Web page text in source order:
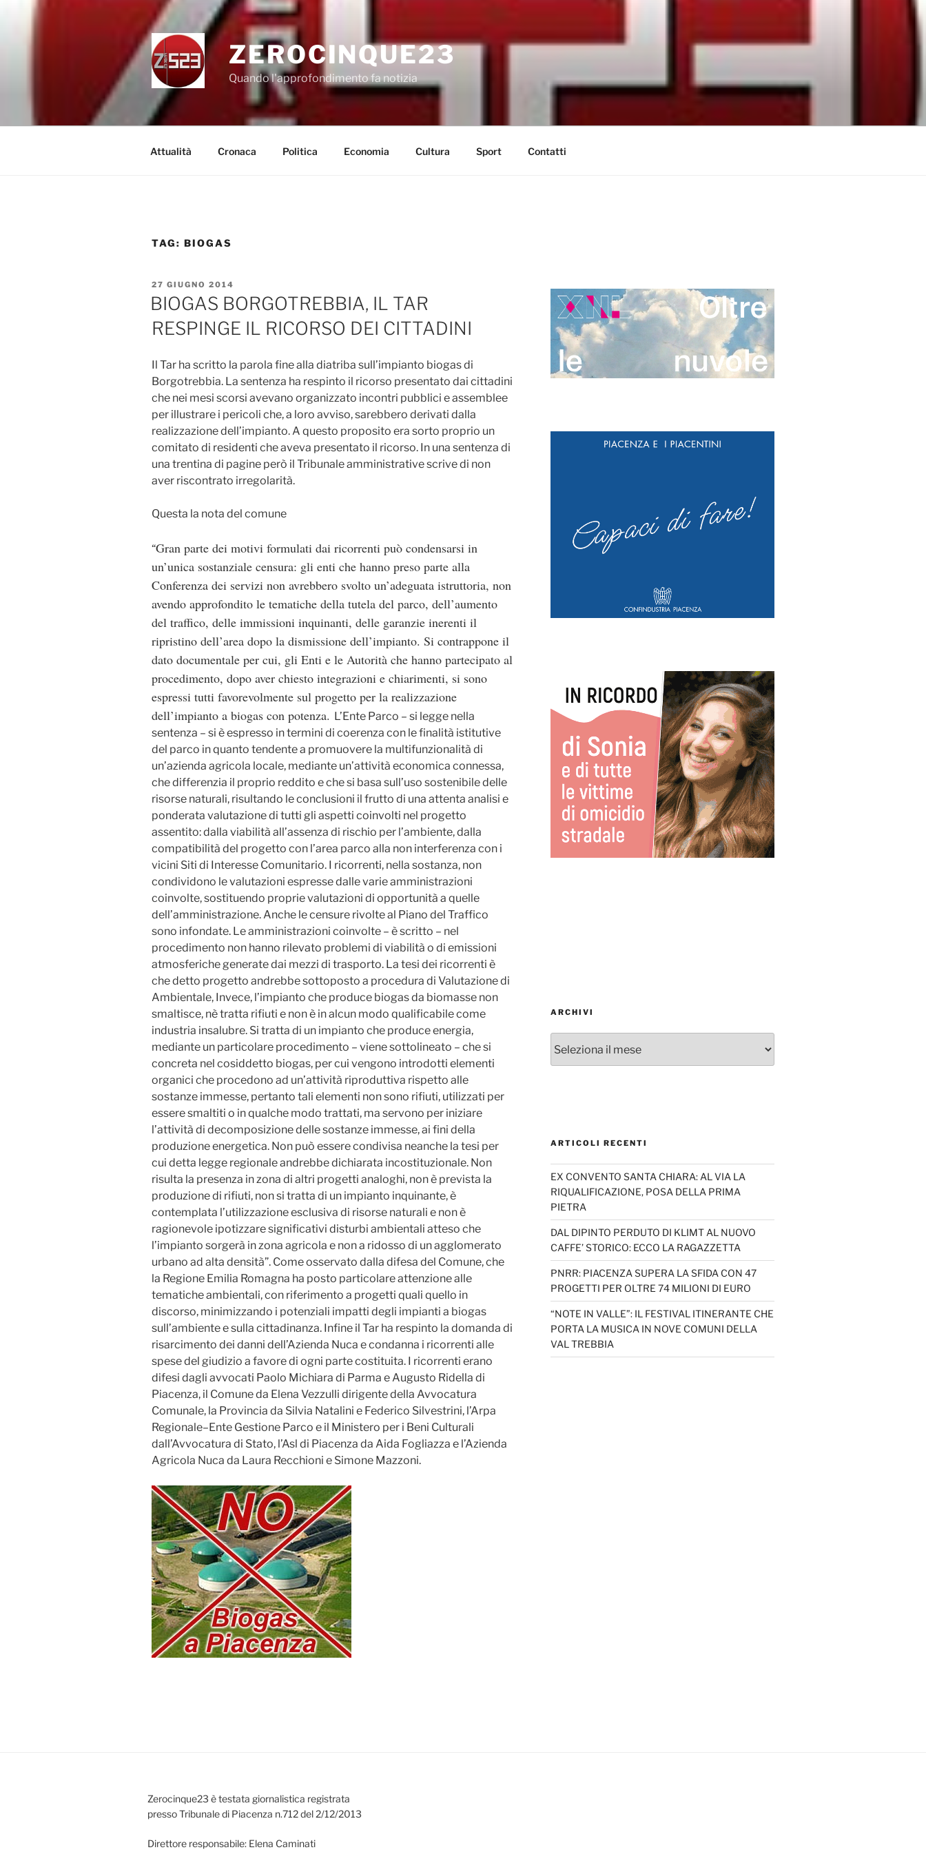
ZEROCINQUE23
Quando l'approfondimento fa notizia
Attualità Cronaca Politica Economia Cultura Sport Contatti
TAG: BIOGAS
PUBBLICATO
IL
27 GIUGNO 2014
BIOGAS BORGOTREBBIA, IL TAR
RESPINGE IL RICORSO DEI CITTADINI
Il Tar ha scritto la parola fine alla diatriba sull’impianto biogas di
Borgotrebbia. La sentenza ha respinto il ricorso presentato dai cittadini
che nei mesi scorsi avevano organizzato incontri pubblici e assemblee
per illustrare i pericoli che, a loro avviso, sarebbero derivati dalla
realizzazione dell’impianto. A questo proposito era sorto proprio un
comitato di residenti che aveva presentato il ricorso. In una sentenza di
una trentina di pagine però il Tribunale amministrative scrive di non
aver riscontrato irregolarità.
Questa la nota del comune
“Gran parte dei motivi formulati dai ricorrenti può condensarsi in
un’unica sostanziale censura: gli enti che hanno preso parte alla
Conferenza dei servizi non avrebbero svolto un’adeguata istruttoria, non
avendo approfondito le tematiche della tutela del parco, dell’aumento
del traffico, delle immissioni inquinanti, delle garanzie inerenti il
ripristino dell’area dopo la dismissione dell’impianto. Si contrappone il
dato documentale per cui, gli Enti e le Autorità che hanno partecipato al
procedimento, dopo aver chiesto integrazioni e chiarimenti, si sono
espressi tutti favorevolmente sul progetto per la realizzazione
dell’impianto a biogas con potenza. L’Ente Parco – si legge nella
sentenza – si è espresso in termini di coerenza con le finalità istitutive
del parco in quanto tendente a promuovere la multifunzionalità di
un’azienda agricola locale, mediante un’attività economica connessa,
che differenzia il proprio reddito e che si basa sull’uso sostenibile delle
risorse naturali, risultando le conclusioni il frutto di una attenta analisi e
ponderata valutazione di tutti gli aspetti coinvolti nel progetto
assentito: dalla viabilità all’assenza di rischio per l’ambiente, dalla
compatibilità del progetto con l’area parco alla non interferenza con i
vicini Siti di Interesse Comunitario. I ricorrenti, nella sostanza, non
condividono le valutazioni espresse dalle varie amministrazioni
coinvolte, sostituendo proprie valutazioni di opportunità a quelle
dell’amministrazione. Anche le censure rivolte al Piano del Traffico
sono infondate. Le amministrazioni coinvolte – è scritto – nel
procedimento non hanno rilevato problemi di viabilità o di emissioni
atmosferiche generate dai mezzi di trasporto. La tesi dei ricorrenti è
che detto progetto andrebbe sottoposto a procedura di Valutazione di
Ambientale, Invece, l’impianto che produce biogas da biomasse non
smaltisce, nè tratta rifiuti e non è in alcun modo qualificabile come
industria insalubre. Si tratta di un impianto che produce energia,
mediante un particolare procedimento – viene sottolineato – che si
concreta nel cosiddetto biogas, per cui vengono introdotti elementi
organici che procedono ad un’attività riproduttiva rispetto alle
sostanze immesse, pertanto tali elementi non sono rifiuti, utilizzati per
essere smaltiti o in qualche modo trattati, ma servono per iniziare
l’attività di decomposizione delle sostanze immesse, ai fini della
produzione energetica. Non può essere condivisa neanche la tesi per
cui detta legge regionale andrebbe dichiarata incostituzionale. Non
risulta la presenza in zona di altri progetti analoghi, non è prevista la
produzione di rifiuti, non si tratta di un impianto inquinante, è
contemplata l’utilizzazione esclusiva di risorse naturali e non è
ragionevole ipotizzare significativi disturbi ambientali atteso che
l’impianto sorgerà in zona agricola e non a ridosso di un agglomerato
urbano ad alta densità”. Come osservato dalla difesa del Comune, che
la Regione Emilia Romagna ha posto particolare attenzione alle
tematiche ambientali, con riferimento a progetti quali quello in
discorso, minimizzando i potenziali impatti degli impianti a biogas
sull’ambiente e sulla cittadinanza. Infine il Tar ha respinto la domanda di
risarcimento dei danni dell’Azienda Nuca e condanna i ricorrenti alle
spese del giudizio a favore di ogni parte costituita. I ricorrenti erano
difesi dagli avvocati Paolo Michiara di Parma e Augusto Ridella di
Piacenza, il Comune da Elena Vezzulli dirigente della Avvocatura
Comunale, la Provincia da Silvia Natalini e Federico Silvestrini, l’Arpa
Regionale–Ente Gestione Parco e il Ministero per i Beni Culturali
dall’Avvocatura di Stato, l’Asl di Piacenza da Aida Fogliazza e l’Azienda
Agricola Nuca da Laura Recchioni e Simone Mazzoni.
ARCHIVI
ARTICOLI RECENTI
EX CONVENTO SANTA CHIARA: AL VIA LA
RIQUALIFICAZIONE, POSA DELLA PRIMA
PIETRA
DAL DIPINTO PERDUTO DI KLIMT AL NUOVO
CAFFE’ STORICO: ECCO LA RAGAZZETTA
PNRR: PIACENZA SUPERA LA SFIDA CON 47
PROGETTI PER OLTRE 74 MILIONI DI EURO
“NOTE IN VALLE”: IL FESTIVAL ITINERANTE CHE
PORTA LA MUSICA IN NOVE COMUNI DELLA
VAL TREBBIA
Zerocinque23 è testata giornalistica registrata
presso Tribunale di Piacenza n.712 del 2/12/2013
Direttore responsabile: Elena Caminati